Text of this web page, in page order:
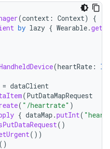
(context : Context)
{
by lazy { Wearable.
(heartRate :
= dataClient
(PutDataMapRequest
( "/heartrate" )
{ dataMap .putInt(
()
())
()